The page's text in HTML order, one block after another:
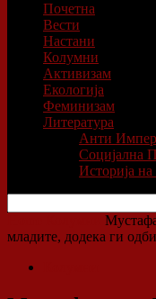
Почетна
Вести
Настани
Колумни
Активизам
Екологија
Феминизам
Литература
Анти
Социјална
Историја
младите, додека ги